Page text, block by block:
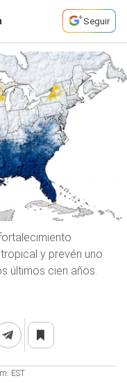
Seguir
y prevén uno
últimos cien años.
EST